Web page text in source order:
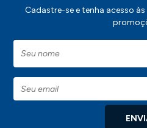
Cadastre-se e tenha acesso